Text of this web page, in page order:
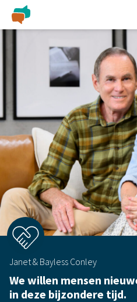
Janet & Bayless Conley
We willen mensen
in deze bijzondere tijd.